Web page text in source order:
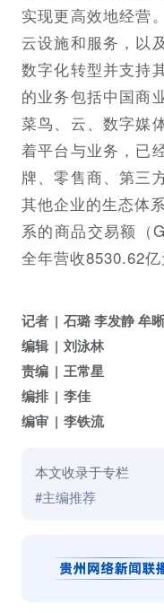
实现更高效地经营
云设施和服务，以
数字化转型并支持
的业务包括中国商
菜鸟、云、数字媒
着平台与业务，已
牌、零售商、第三
其他企业的生态体
系的商品交易额（
全年营收8530.62亿
记者
石璐 李发静 牟
编辑
刘泳林
责编
王常星
编排
李佳
编审
李铁流
本文收录于专栏
#主编推荐